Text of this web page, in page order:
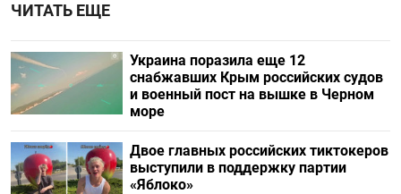
ЧИТАТЬ ЕЩЕ
Украина поразила еще 12
снабжавших Крым российских судов
и военный пост на вышке в Черном
море
Двое главных российских тиктокеров
выступили в поддержку партии
«Яблоко»